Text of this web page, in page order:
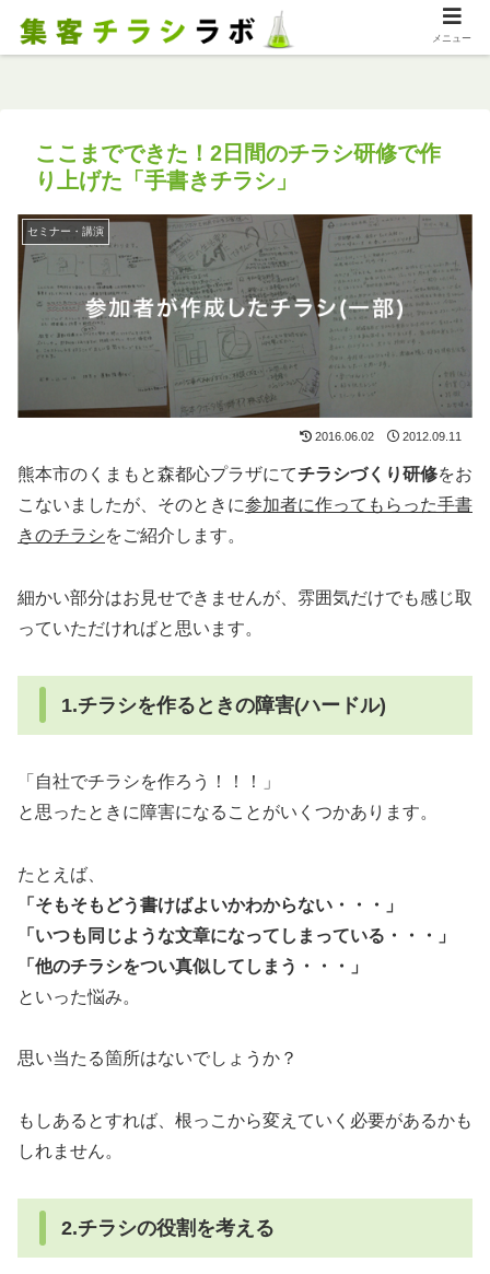
ここまでできた！2日間のチラシ研修で作
り上げた「手書きチラシ」
セミナー・講演
2016.06.02 2012.09.11
熊本市のくまもと森都心プラザにてチラシづくり研修をお
こないましたが、そのときに参加者に作ってもらった手書
きのチラシをご紹介します。
細かい部分はお見せできませんが、雰囲気だけでも感じ取
っていただければと思います。
1.チラシを作るときの障害(ハードル)
「自社でチラシを作ろう！！！」
と思ったときに障害になることがいくつかあります。
たとえば、
「そもそもどう書けばよいかわからない・・・」
「いつも同じような文章になってしまっている・・・」
「他のチラシをつい真似してしまう・・・」
といった悩み。
思い当たる箇所はないでしょうか？
もしあるとすれば、根っこから変えていく必要があるかも
しれません。
2.チラシの役割を考える
メニュー